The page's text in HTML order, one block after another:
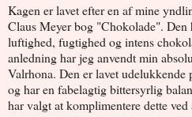
Kagen er lavet efter en af mine
Claus Meyer bog "Chokolade". Den
luftighed, fugtighed og intens
anledning har jeg anvendt min
Valrhona. Den er lavet
og har en fabelagtig bittersyrlig
har valgt at komplimentere dette